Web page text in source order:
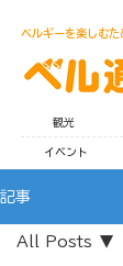
観光
ベルギーを楽しむた
イベント
記事
All Posts